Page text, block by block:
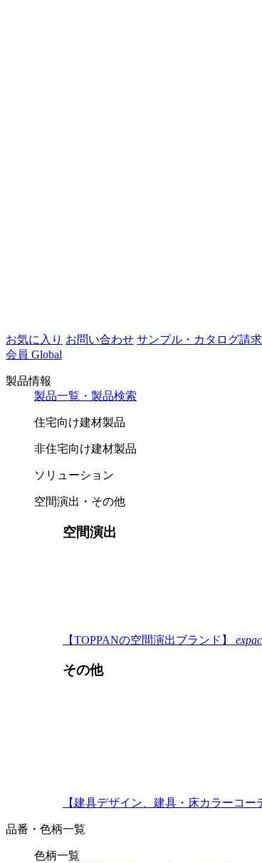
お気に入り お問い合わせ サンプル・カタログ請求
会員 Global
製品情報
製品一覧・製品検索
住宅向け建材製品
非住宅向け建材製品
ソリューション
空間演出・その他
空間演出
【TOPPANの空間演出ブランド】
その他
【建具デザイン、建具・床カラーコー
品番・色柄一覧
色柄一覧